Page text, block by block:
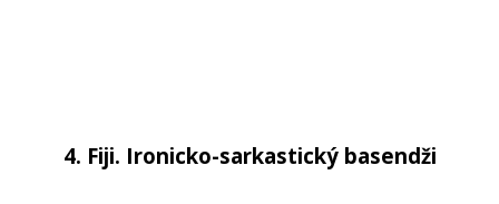
4. Fiji. Ironicko-sarkastický basendži